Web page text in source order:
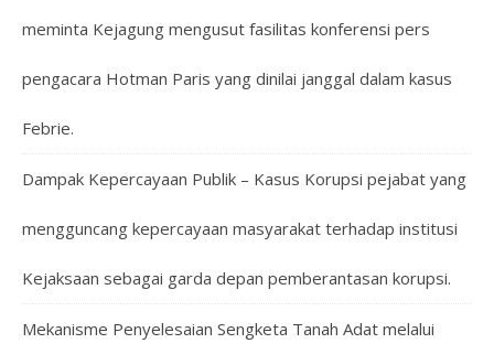
meminta Kejagung mengusut fasilitas konferensi pers
pengacara Hotman Paris yang dinilai janggal dalam kasus
Febrie.
Dampak Kepercayaan Publik – Kasus Korupsi pejabat yang
mengguncang kepercayaan masyarakat terhadap institusi
Kejaksaan sebagai garda depan pemberantasan korupsi.
Mekanisme Penyelesaian Sengketa Tanah Adat melalui